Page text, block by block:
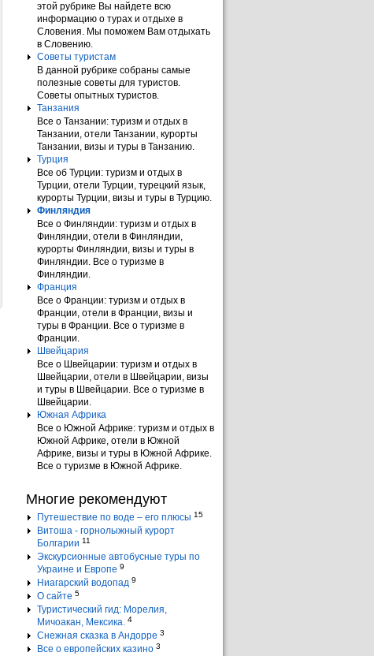
этой рубрике Вы найдете всю
информацию о турах и отдыхе в
Словения. Мы поможем Вам отдыхать
в Словению.
Советы туристам
В данной рубрике собраны самые
полезные советы для туристов.
Советы опытных туристов.
Танзания
Все о Танзании: туризм и отдых в
Танзании, отели Танзании, курорты
Танзании, визы и туры в Танзанию.
Турция
Все об Турции: туризм и отдых в
Турции, отели Турции, турецкий язык,
курорты Турции, визы и туры в Турцию.
Финляндия
Все о Финляндии: туризм и отдых в
Финляндии, отели в Финляндии,
курорты Финляндии, визы и туры в
Финляндии. Все о туризме в
Финляндии.
Франция
Все о Франции: туризм и отдых в
Франции, отели в Франции, визы и
туры в Франции. Все о туризме в
Франции.
Швейцария
Все о Швейцарии: туризм и отдых в
Швейцарии, отели в Швейцарии, визы
и туры в Швейцарии. Все о туризме в
Швейцарии.
Южная Африка
Все о Южной Африке: туризм и отдых в
Южной Африке, отели в Южной
Африке, визы и туры в Южной Африке.
Все о туризме в Южной Африке.
Многие рекомендуют
Путешествие по воде – его плюсы 15
Витоша - горнолыжный курорт
Болгарии 11
Экскурсионные автобусные туры по
Украине и Европе 9
Ниагарский водопад 9
О сайте 5
Туристический гид: Морелия,
Мичоакан, Мексика. 4
Снежная сказка в Андорре 3
Все о европейских казино 3